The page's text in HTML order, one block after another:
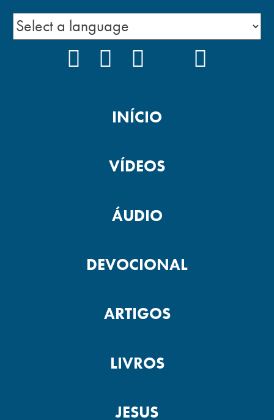
INÍCIO
VÍDEOS
ÁUDIO
DEVOCIONAL
ARTIGOS
LIVROS
JESUS